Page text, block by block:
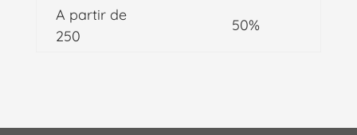
A partir de
250
50%